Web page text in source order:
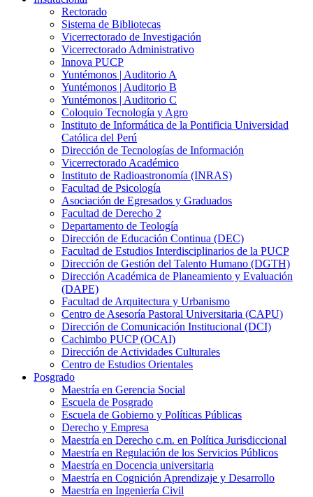
Rectorado
Sistema de Bibliotecas
Vicerrectorado de Investigación
Vicerrectorado Administrativo
Innova PUCP
Yuntémonos | Auditorio A
Yuntémonos | Auditorio B
Yuntémonos | Auditorio C
Coloquio Tecnología y Agro
Instituto de Informática de la Pontificia Universidad
Católica del Perú
Dirección de Tecnologías de Información
Vicerrectorado Académico
Instituto de Radioastronomía (INRAS)
Facultad de Psicología
Asociación de Egresados y Graduados
Facultad de Derecho 2
Departamento de Teología
Dirección de Educación Continua (DEC)
Facultad de Estudios Interdisciplinarios de la PUCP
Dirección de Gestión del Talento Humano (DGTH)
Dirección Académica de Planeamiento y Evaluación
(DAPE)
Facultad de Arquitectura y Urbanismo
Centro de Asesoría Pastoral Universitaria (CAPU)
Dirección de Comunicación Institucional (DCI)
Cachimbo PUCP (OCAI)
Dirección de Actividades Culturales
Centro de Estudios Orientales
Posgrado
Maestría en Gerencia Social
Escuela de Posgrado
Escuela de Gobierno y Políticas Públicas
Derecho y Empresa
Maestría en Derecho c.m. en Política Jurisdiccional
Maestría en Regulación de los Servicios Públicos
Maestría en Docencia universitaria
Maestría en Cognición Aprendizaje y Desarrollo
Maestría en Ingeniería Civil